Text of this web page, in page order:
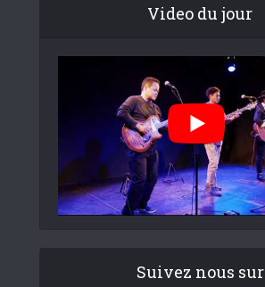
Video du jour
Suivez nous sur